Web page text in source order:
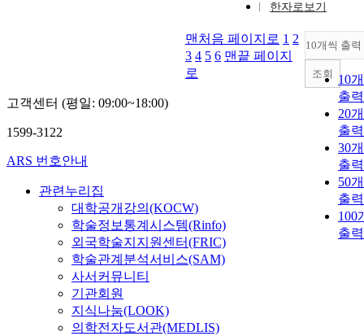
한자로보기
10개씩 출력
10
출력
20
출력
30
출력
50
출력
100
출력
조회
맨처음 페이지로 1 2
3 4 5 6 맨끝 페이지
로
고객센터 (평일: 09:00~18:00)
1599-3122
ARS 번호안내
관련누리집
대학공개강의(KOCW)
학술정보통계시스템(Rinfo)
외국학술지지원센터(FRIC)
학술관계분석서비스(SAM)
사서커뮤니티
기관회원
지식나눔(LOOK)
의학전자도서관(MEDLIS)